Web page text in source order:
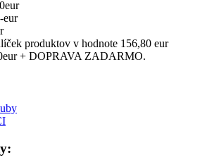
eur
produktov v hodnote 156,80 eur
+ DOPRAVA ZADARMO.